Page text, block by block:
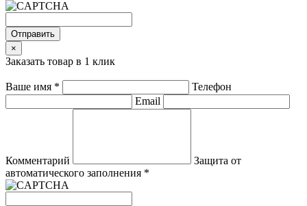
Отправить
×
Заказать товар в 1 клик
Ваше имя *
Телефон
Email
Комментарий
Защита от
автоматического заполнения *